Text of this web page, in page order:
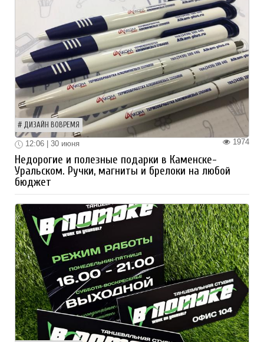
ДИЗАЙН ВОВРЕМЯ
1974
12:06 | 30 июня
Недорогие и полезные подарки в Каменске-
Уральском. Ручки, магниты и брелоки на любой
бюджет